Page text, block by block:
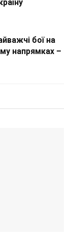
бої на
напрямках –